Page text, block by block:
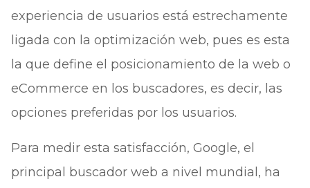
experiencia de usuarios está estrechamente
ligada con la optimización web, pues es esta
la que define el posicionamiento de la web o
eCommerce en los buscadores, es decir, las
opciones preferidas por los usuarios.
Para medir esta satisfacción, Google, el
principal buscador web a nivel mundial, ha